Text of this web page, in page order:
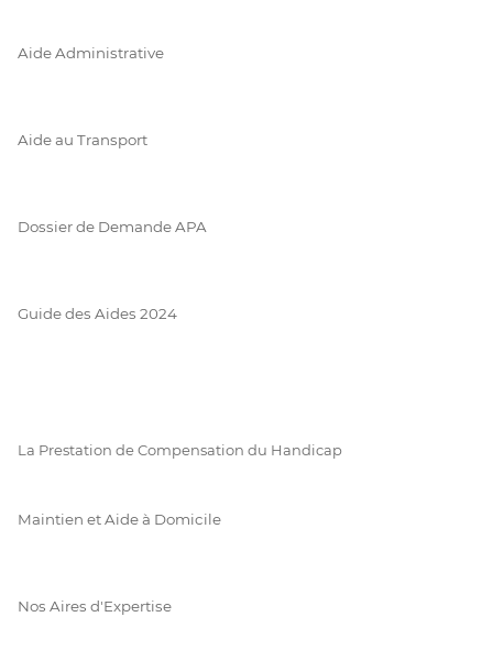
Aide Administrative
Aide au Transport
Dossier de Demande APA
Guide des Aides 2024
La Prestation de Compensation du Handicap
Maintien et Aide à Domicile
Nos Aires d'Expertise